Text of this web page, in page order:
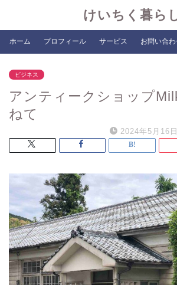
けいちく暮ら
ホーム プロフィール サービス お問い合
ビジネス
アンティークショップ
ねて
2024年5月16日